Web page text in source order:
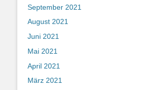
September 2021
August 2021
Juni 2021
Mai 2021
April 2021
März 2021